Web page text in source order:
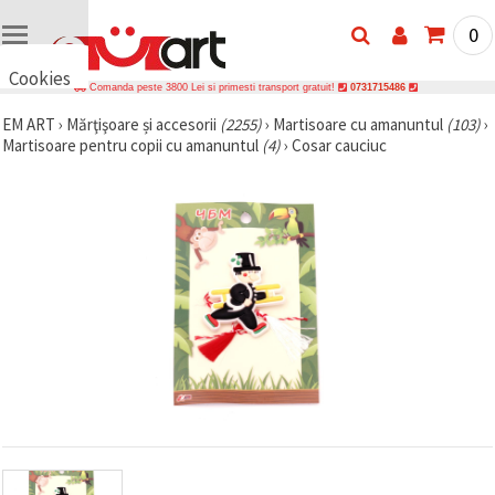
Cookies
vrem să vă
oferim
vă de
și re-
0
Comanda peste 3800 Lei si primesti transport gratuit! 0731715486
EM ART › Mărţişoare și accesorii (2255)› Martisoare cu amanuntul (103)›
Martisoare pentru copii cu amanuntul (4)› Cosar cauciuc